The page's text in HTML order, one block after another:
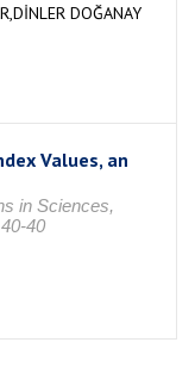
DOĞANAY
Values, an
in Sciences,
40